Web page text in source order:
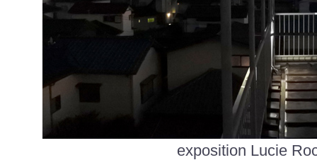
exposition Lucie